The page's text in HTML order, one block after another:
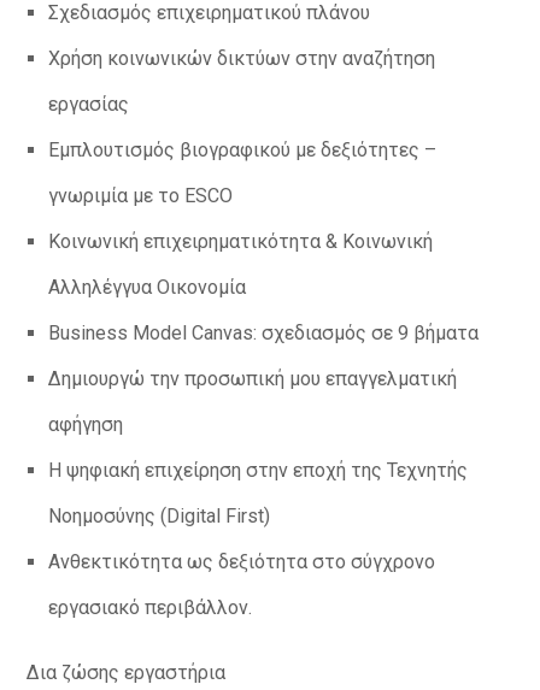
Σχεδιασμός επιχειρηματικού πλάνου
Χρήση κοινωνικών δικτύων στην αναζήτηση
εργασίας
Εμπλουτισμός βιογραφικού με δεξιότητες –
γνωριμία με το ESCO
Κοινωνική επιχειρηματικότητα & Κοινωνική
Αλληλέγγυα Οικονομία
Business Model Canvas: σχεδιασμός σε 9 βήματα
Δημιουργώ την προσωπική μου επαγγελματική
αφήγηση
Η ψηφιακή επιχείρηση στην εποχή της Τεχνητής
Νοημοσύνης (Digital First)
Ανθεκτικότητα ως δεξιότητα στο σύγχρονο
εργασιακό περιβάλλον.
Δια ζώσης εργαστήρια